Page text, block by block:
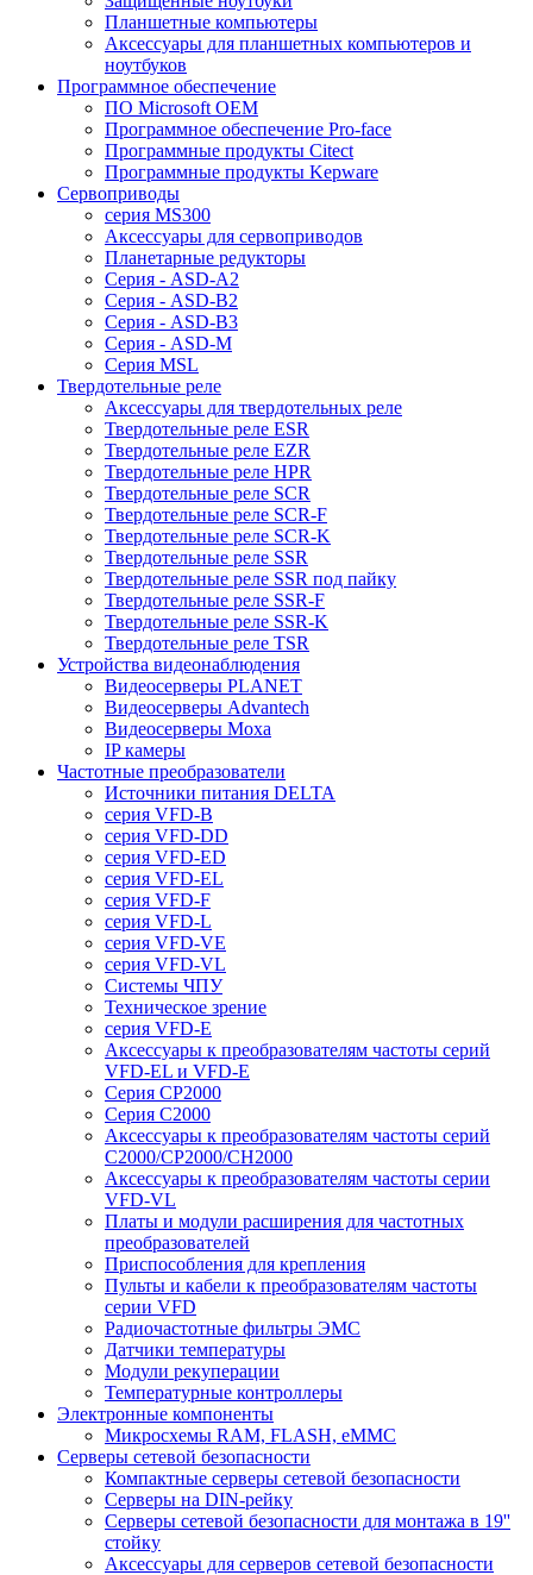
Планшетные компьютеры
Аксессуары для планшетных компьютеров и
ноутбуков
Программное обеспечение
ПО Microsoft OEM
Программное обеспечение Pro-face
Программные продукты Citect
Программные продукты Kepware
Сервоприводы
серия MS300
Аксессуары для сервоприводов
Планетарные редукторы
Серия - ASD-A2
Серия - ASD-B2
Серия - ASD-B3
Серия - ASD-M
Серия MSL
Твердотельные реле
Аксессуары для твердотельных реле
Твердотельные реле ESR
Твердотельные реле EZR
Твердотельные реле HPR
Твердотельные реле SCR
Твердотельные реле SCR-F
Твердотельные реле SCR-K
Твердотельные реле SSR
Твердотельные реле SSR под пайку
Твердотельные реле SSR-F
Твердотельные реле SSR-K
Твердотельные реле TSR
Устройства видеонаблюдения
Видеосерверы PLANET
Видеосерверы Advantech
Видеосерверы Moxa
IP камеры
Частотные преобразователи
Источники питания DELTA
серия VFD-B
серия VFD-DD
серия VFD-ED
серия VFD-EL
серия VFD-F
серия VFD-L
серия VFD-VE
серия VFD-VL
Системы ЧПУ
Техническое зрение
серия VFD-E
Аксессуары к преобразователям частоты серий
VFD-EL и VFD-E
Серия CP2000
Серия C2000
Аксессуары к преобразователям частоты серий
С2000/CP2000/CH2000
Аксессуары к преобразователям частоты серии
VFD-VL
Платы и модули расширения для частотных
преобразователей
Приспособления для крепления
Пульты и кабели к преобразователям частоты
серии VFD
Радиочастотные фильтры ЭМС
Датчики температуры
Модули рекуперации
Температурные контроллеры
Электронные компоненты
Микросхемы RAM, FLASH, eMMC
Серверы сетевой безопасности
Компактные серверы сетевой безопасности
Серверы на DIN-рейку
Серверы сетевой безопасности для монтажа в 19''
стойку
Аксессуары для серверов сетевой безопасности